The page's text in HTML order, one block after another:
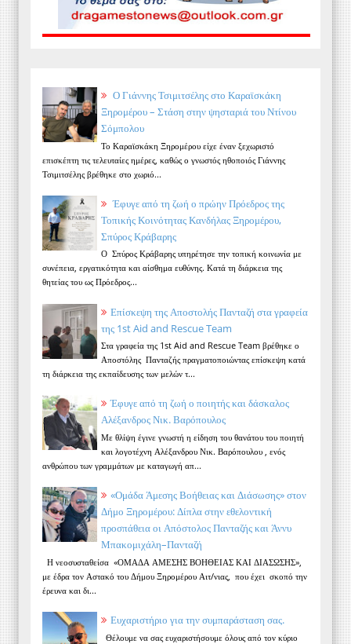
Ο Γιάννης Τσιμιτσέλης στο Καραϊσκάκη
Ξηρομέρου – Στάση στην ψησταριά του Ντίνου
Σόμπολου
Το Καραϊσκάκη Ξηρομέρου είχε έναν ξεχωριστό
επισκέπτη τις τελευταίες ημέρες, καθώς ο γνωστός ηθοποιός Γιάννης
Τσιμιτσέλης βρέθηκε στο χωριό...
Έφυγε από τη ζωή ο πρώην Πρόεδρος της
Τοπικής Κοινότητας Κανδήλας Ξηρομέρου,
Σπύρος Κράβαρης
Ο Σπύρος Κράβαρης υπηρέτησε την τοπική κοινωνία με
συνέπεια, εργατικότητα και αίσθημα ευθύνης. Κατά τη διάρκεια της
θητείας του ως Πρόεδρος...
Επίσκεψη της Αποστολής Πανταζή στα γραφεία
της 1st Aid and Rescue Team
Στα γραφεία της 1st Aid and Rescue Team βρέθηκε ο
Αποστόλης Πανταζής πραγματοποιώντας επίσκεψη κατά
τη διάρκεια της εκπαίδευσης των μελών τ...
Έφυγε από τη ζωή ο ποιητής και δάσκαλος
Αλέξανδρος Νικ. Βαρόπουλος
Με θλίψη έγινε γνωστή η είδηση του θανάτου του ποιητή
και λογοτέχνη Αλέξανδρου Νικ. Βαρόπουλου , ενός
ανθρώπου των γραμμάτων με καταγωγή απ...
«Ομάδα Άμεσης Βοήθειας και Διάσωσης» στον
Δήμο Ξηρομέρου: Δίπλα στην εθελοντική
προσπάθεια οι Απόστολος Πανταζής και Άννυ
Μπακομιχάλη–Πανταζή
Η νεοσυσταθείσα «ΟΜΑΔΑ ΑΜΕΣΗΣ ΒΟΗΘΕΙΑΣ ΚΑΙ ΔΙΑΣΩΣΗΣ»,
με έδρα τον Αστακό του Δήμου Ξηρομέρου Αιτ/νιας, που έχει σκοπό την
έρευνα και δι...
Ευχαριστήριο για την συμπαράσταση σας.
Θέλουμε να σας ευχαριστήσουμε όλους από τον κύριο